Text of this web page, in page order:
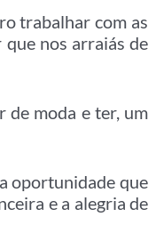
trabalhar com as
nos arraiás de
de moda e ter, um
oportunidade que
e a alegria de